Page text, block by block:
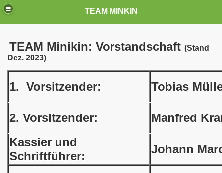
TEAM MINKIN
TEAM Minikin: Vorstandschaft (Stand
Dez. 2023)
1. Vorsitzender: Tobias
2. Vorsitzender:
Manfred
Kassier und
Schriftführer:
Johann